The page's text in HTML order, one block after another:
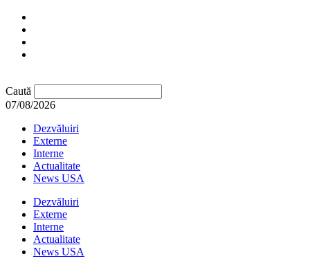
Caută
07/08/2026
Dezvăluiri
Externe
Interne
Actualitate
News USA
Dezvăluiri
Externe
Interne
Actualitate
News USA